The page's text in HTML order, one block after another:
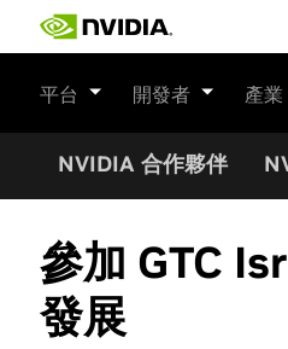
平台 開發者 產業
NVIDIA 合作夥伴
參加 GTC
發展